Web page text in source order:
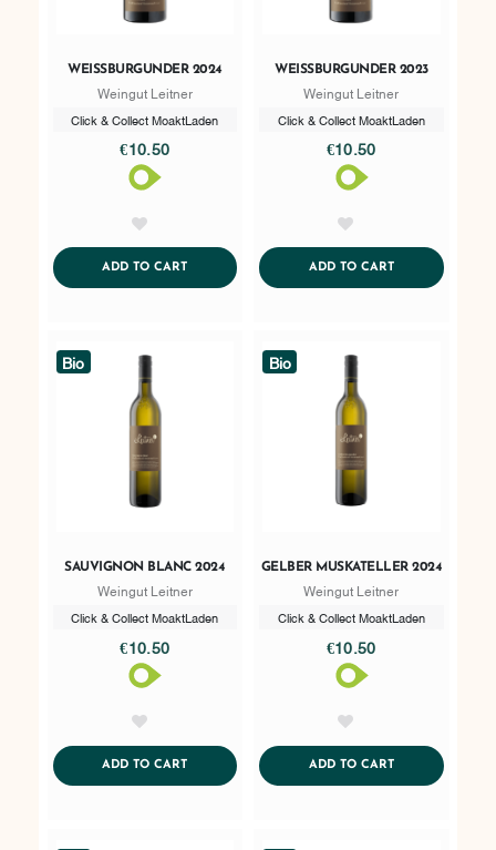
WEISSBURGUNDER 2024
Weingut Leitner
Click & Collect MoaktLaden
€10.50
ADD TO CARTADDTOCART
WEISSBURGUNDER 2023
Weingut Leitner
Click & Collect MoaktLaden
€10.50
ADD TO CARTADDTOCART
Bio
SAUVIGNON BLANC 2024
Weingut Leitner
Click & Collect MoaktLaden
€10.50
ADD TO CARTADDTOCART
Bio
GELBER MUSKATELLER 2024
Weingut Leitner
Click & Collect MoaktLaden
€10.50
ADD TO CARTADDTOCART